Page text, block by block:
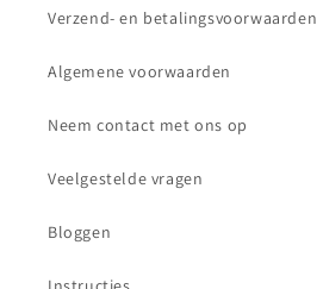
Verzend- en betalingsvoorwaarden
Algemene voorwaarden
Neem contact met ons op
Veelgestelde vragen
Bloggen